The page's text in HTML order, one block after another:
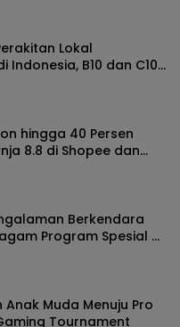
Lokal
Indonesia, B10 dan C10
hingga 40 Persen
8.8 di Shopee dan
Berkendara
Program Spesial di
Muda Menuju Pro
Tournament